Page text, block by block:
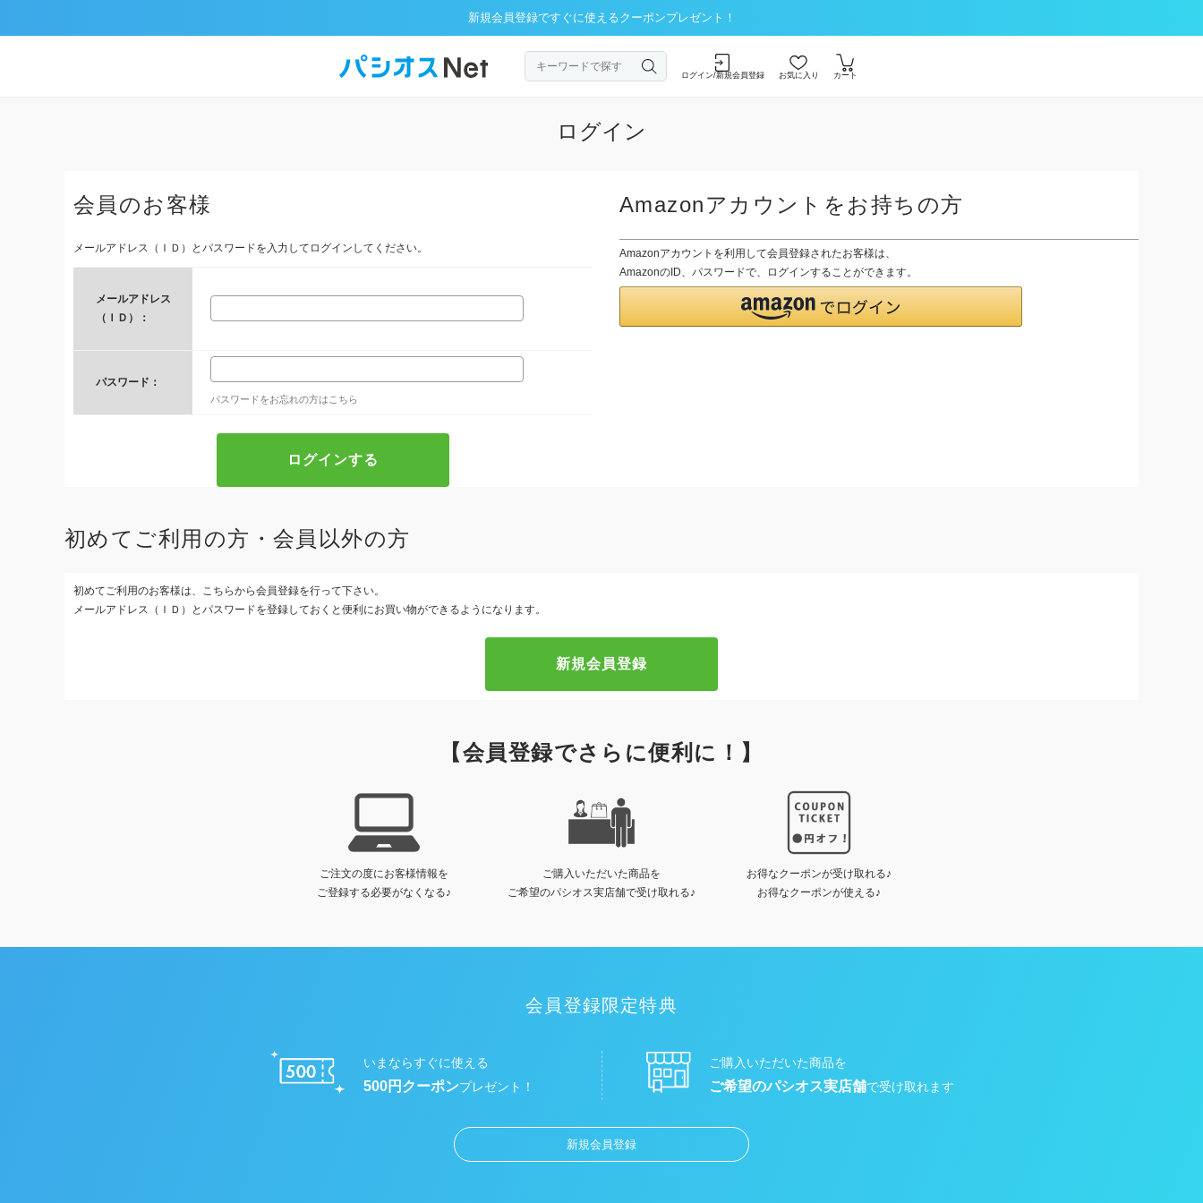
新規会員登録ですぐに使えるクーポンプレゼント！
ログイン/新規会員登録 お気に入り カート
ログイン
会員のお客様
メールアドレス（ＩＤ）とパスワードを入力してログインしてください。
メールアドレス
（ＩＤ）：
パスワード：
パスワードをお忘れの方はこちら
Amazonアカウントをお持ちの方
Amazonアカウントを利用して会員登録されたお客様は、
AmazonのID、パスワードで、ログインすることができます。
初めてご利用の方・会員以外の方
初めてご利用のお客様は、こちらから会員登録を行って下さい。
メールアドレス（ＩＤ）とパスワードを登録しておくと便利にお買い物ができるようになります。
【会員登録でさらに便利に！】
ご注文の度にお客様情報を
ご登録する必要がなくなる♪
ご購入いただいた商品を
ご希望のパシオス実店舗で受け取れる♪
お得なクーポンが受け取れる♪
お得なクーポンが使える♪
会員登録限定特典
いまならすぐに使える
500円クーポンプレゼント！
ご購入いただいた商品を
ご希望のパシオス実店舗で受け取れます
新規会員登録